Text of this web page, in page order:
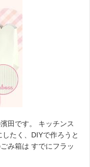
田です。 キッチンス
たく、DIYで作ろうと
み箱は すでにフラッ